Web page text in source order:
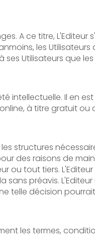
A ce titre,
les
Utilisateurs que
intellectuelle. Il en
à titre gratuit
structures
des raisons de
ou tout tiers.
préavis.
telle décision
les termes,